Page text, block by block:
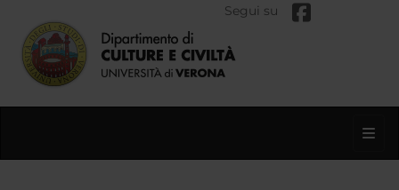
Segui su